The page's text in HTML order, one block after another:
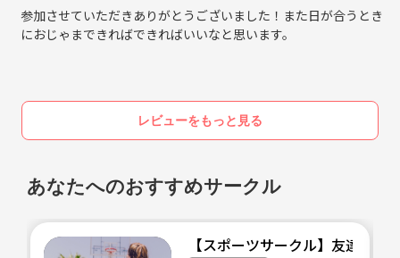
参加させていただきありがとうございました！また日が合うとき
におじゃまできればできればいいなと思います。
レビューをもっと見る
あなたへのおすすめサークル
【スポーツサークル】友達作